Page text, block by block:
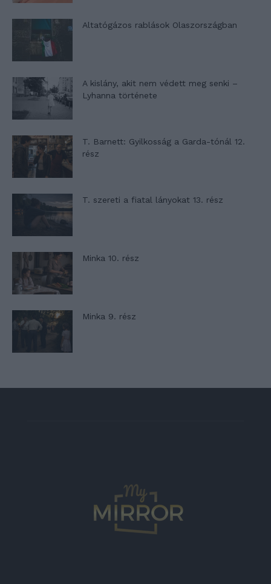
Altatógázos rablások Olaszországban
A kislány, akit nem védett meg senki –
Lyhanna története
T. Barnett: Gyilkosság a Garda-tónál 12.
rész
T. szereti a fiatal lányokat 13. rész
Minka 10. rész
Minka 9. rész